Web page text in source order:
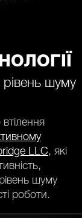
шуму
LLC, які
шуму
роботи.